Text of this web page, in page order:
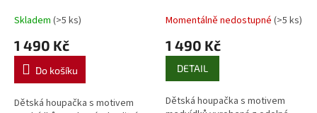
Skladem (>5 ks)
1 490 Kč
Do košíku
Dětská houpačka s motivem
Momentálně nedostupné (>5 ks)
1 490 Kč
DETAIL
Dětská houpačka s motivem